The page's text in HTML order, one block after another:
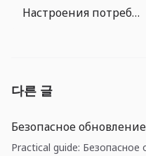
Настроения потребителей США улучшились, но инфляционные ожидания остаются главным риском
다른 글
Безопасное
Practical guide: Безопасное